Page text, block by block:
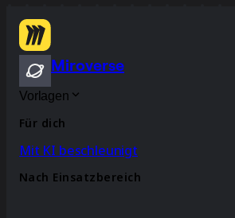
Miroverse
Vorlagen
Für dich
Mit KI beschleunigt
Nach Einsatzbereich